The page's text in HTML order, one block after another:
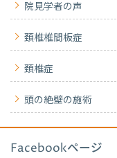
院見学者の声
頚椎椎間板症
頚椎症
頭の絶壁の施術
Facebookページ